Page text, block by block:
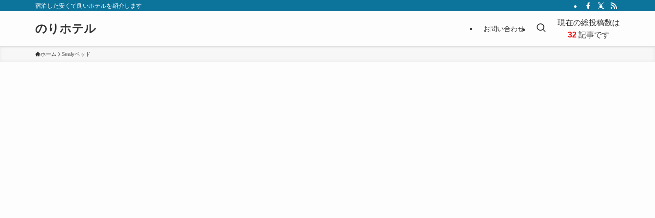
宿泊した安くて良いホテルを紹介します
のりホテル お問い合わせ
現在の総投稿数は
32 記事です
ホーム Sealyベッド